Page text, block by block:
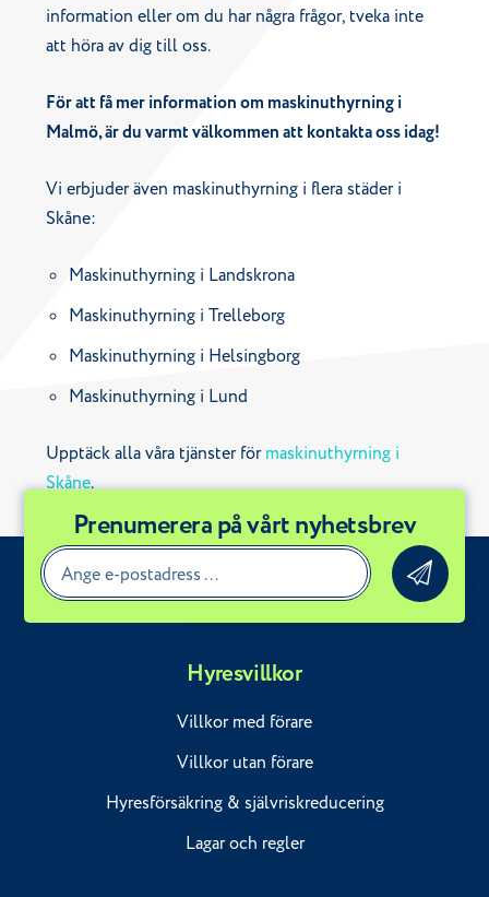
information eller om du har några frågor, tveka inte
att höra av dig till oss.
För att få mer information om maskinuthyrning i
Malmö, är du varmt välkommen att kontakta oss idag!
Vi erbjuder även maskinuthyrning i flera städer i
Skåne:
Maskinuthyrning i Landskrona
Maskinuthyrning i Trelleborg
Maskinuthyrning i Helsingborg
Maskinuthyrning i Lund
Upptäck alla våra tjänster förmaskinuthyrning i
Skåne.
Prenumerera på vårt nyhetsbrev
Hyresvillkor
Villkor med förare
Villkor utan förare
Hyresförsäkring & självriskreducering
Lagar och regler